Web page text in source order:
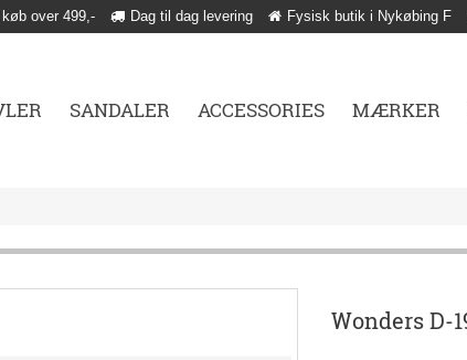
over 499,- Dag til dag levering Fysisk butik i Nykøbing F
SANDALER ACCESSORIES MÆRKER
Wonders D-